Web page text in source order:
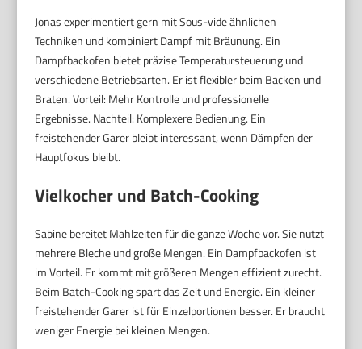
Jonas experimentiert gern mit Sous-vide ähnlichen
Techniken und kombiniert Dampf mit Bräunung. Ein
Dampfbackofen bietet präzise Temperatursteuerung und
verschiedene Betriebsarten. Er ist flexibler beim Backen und
Braten. Vorteil: Mehr Kontrolle und professionelle
Ergebnisse. Nachteil: Komplexere Bedienung. Ein
freistehender Garer bleibt interessant, wenn Dämpfen der
Hauptfokus bleibt.
Vielkocher und Batch-Cooking
Sabine bereitet Mahlzeiten für die ganze Woche vor. Sie nutzt
mehrere Bleche und große Mengen. Ein Dampfbackofen ist
im Vorteil. Er kommt mit größeren Mengen effizient zurecht.
Beim Batch-Cooking spart das Zeit und Energie. Ein kleiner
freistehender Garer ist für Einzelportionen besser. Er braucht
weniger Energie bei kleinen Mengen.